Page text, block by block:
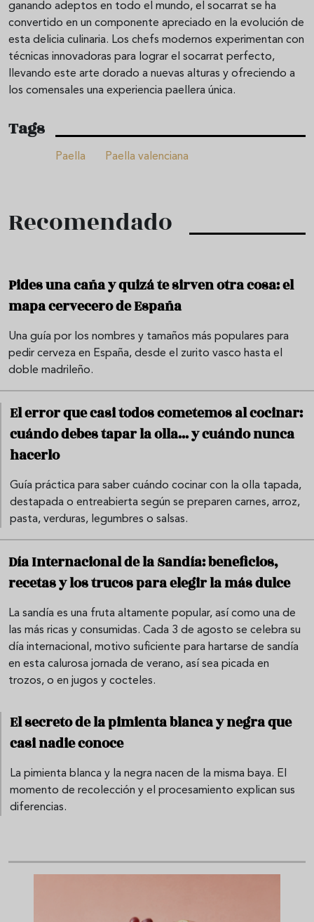
ganando adeptos en todo el mundo, el socarrat se ha
convertido en un componente apreciado en la evolución de
esta delicia culinaria. Los chefs modernos experimentan con
técnicas innovadoras para lograr el socarrat perfecto,
llevando este arte dorado a nuevas alturas y ofreciendo a
los comensales una experiencia paellera única.
Tags
Paella Paella valenciana
Recomendado
Pides una caña y quizá te sirven otra cosa: el
mapa cervecero de España
Una guía por los nombres y tamaños más populares para
pedir cerveza en España, desde el zurito vasco hasta el
doble madrileño.
El error que casi todos cometemos al cocinar:
cuándo debes tapar la olla... y cuándo nunca
hacerlo
Guía práctica para saber cuándo cocinar con la olla tapada,
destapada o entreabierta según se preparen carnes, arroz,
pasta, verduras, legumbres o salsas.
Día Internacional de la Sandía: beneficios,
recetas y los trucos para elegir la más dulce
La sandía es una fruta altamente popular, así como una de
las más ricas y consumidas. Cada 3 de agosto se celebra su
día internacional, motivo suficiente para hartarse de sandía
en esta calurosa jornada de verano, así sea picada en
trozos, o en jugos y cocteles.
El secreto de la pimienta blanca y negra que
casi nadie conoce
La pimienta blanca y la negra nacen de la misma baya. El
momento de recolección y el procesamiento explican sus
diferencias.